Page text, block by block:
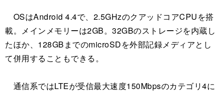
OSはAndroid 4.4で、2.5GHzのクアッドコアCPUを搭
載。メインメモリーは2GB。32GBのストレージを内蔵し
たほか、128GBまでのmicroSDを外部記録メディアとし
て併用することもできる。
通信系ではLTEが受信最大速度150Mbpsのカテゴリ4に